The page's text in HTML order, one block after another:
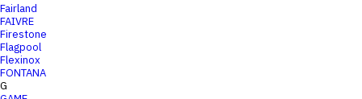
Fairland
FAIVRE
Firestone
Flagpool
Flexinox
FONTANA
G